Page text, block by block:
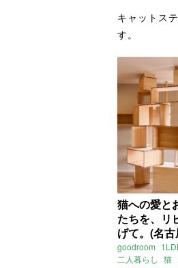
キャットス
す。
猫への愛と
たちを、リ
げて。(名
賃貸物件)
goodroom
二人暮らし 猫